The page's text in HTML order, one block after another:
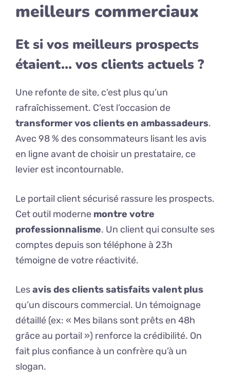
meilleurs commerciaux
Et si vos meilleurs prospects
étaient… vos clients actuels ?
Une refonte de site, c’est plus qu’un
rafraîchissement. C’est l’occasion de
transformer vos clients en ambassadeurs.
Avec 98 % des consommateurs lisant les avis
en ligne avant de choisir un prestataire, ce
levier est incontournable.
Le portail client sécurisé rassure les prospects.
Cet outil moderne montre votre
professionnalisme. Un client qui consulte ses
comptes depuis son téléphone à 23h
témoigne de votre réactivité.
Lesavis des clients satisfaits valent plus
qu’un discours commercial. Un témoignage
détaillé (ex: « Mes bilans sont prêts en 48h
grâce au portail ») renforce la crédibilité. On
fait plus confiance à un confrère qu’à un
slogan.